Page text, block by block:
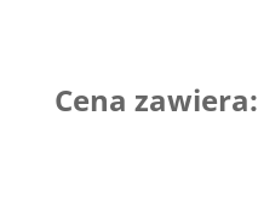
Cena zawiera: